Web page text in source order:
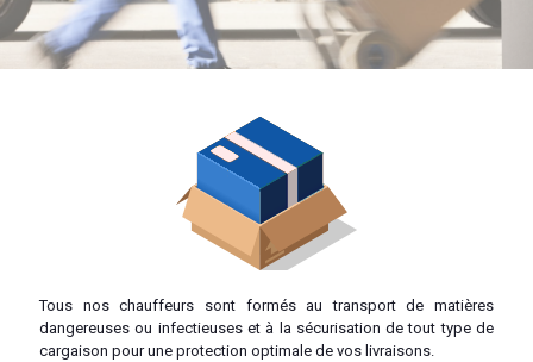
Tous nos chauffeurs sont formés au transport de matières
dangereuses ou infectieuses et à la sécurisation de tout type de
cargaison pour une protection optimale de vos livraisons.